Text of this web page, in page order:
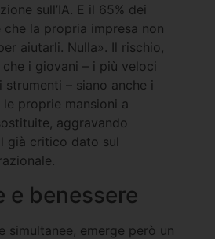
sull’IA. E il 65% dei
la propria impresa non
aiutarli. Nulla». Il rischio,
i giovani – i più veloci
– siano anche i
proprie mansioni a
aggravando
già critico dato sul
e benessere
simultanee, emerge però un